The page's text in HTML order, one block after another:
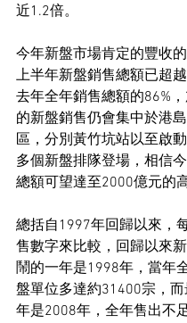
近1.2倍。
今年新盤市場肯定的豐收
上半年新盤銷售總額已超
去年全年銷售總額的86%
的新盤銷售仍會集中於港
區，分別黃竹坑站以至啟
多個新盤排隊登場，相信
總額可望達至2000億元的高
總括自1997年回歸以來，
售數字來比較，回歸以來
鬧的一年是1998年，當年
盤單位多達約31400宗，
年是2008年，全年售出不